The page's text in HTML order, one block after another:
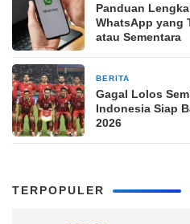
Panduan
WhatsApp yang
atau Sementara
BERITA
Gagal Lolos
Indonesia Siap
2026
TERPOPULER